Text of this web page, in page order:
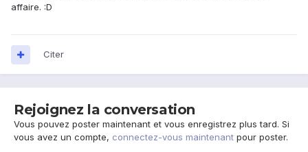
affaire. :D
Citer
Rejoignez la conversation
Vous pouvez poster maintenant et vous enregistrez plus tard. Si
vous avez un compte, connectez-vous maintenant pour poster.